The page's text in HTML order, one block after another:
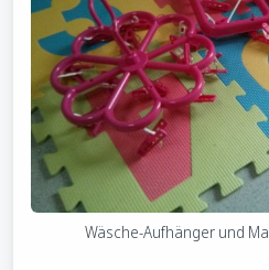
Wäsche-Aufhänger und